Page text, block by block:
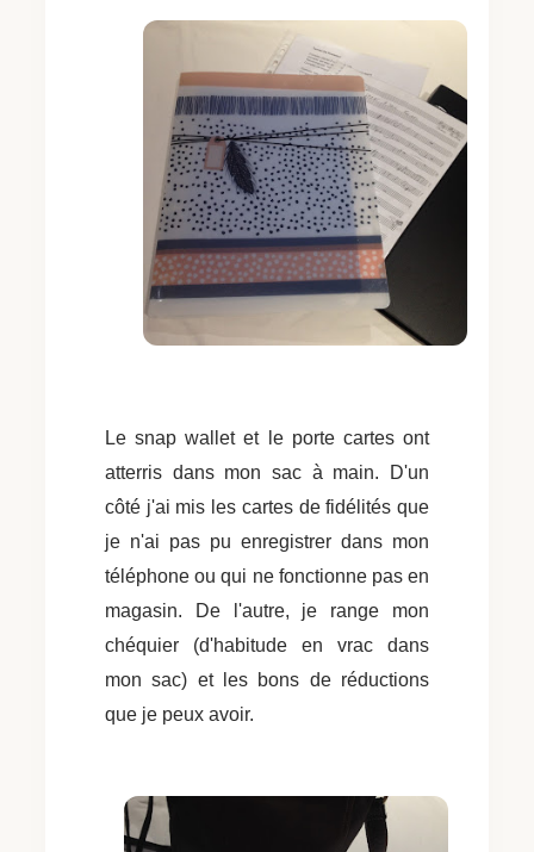
Le snap wallet et le porte cartes ont
atterris dans mon sac à main. D'un
côté j'ai mis les cartes de fidélités que
je n'ai pas pu enregistrer dans mon
téléphone ou qui ne fonctionne pas en
magasin. De l'autre, je range mon
chéquier (d'habitude en vrac dans
mon sac) et les bons de réductions
que je peux avoir.